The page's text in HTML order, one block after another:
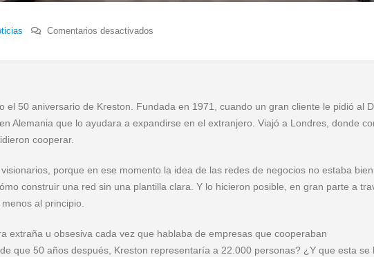
Comentarios desactivadosen
el 50 aniversario de Kreston. Fundada en 1971, cuando un gran cliente le pidió al
Alemania que lo ayudara a expandirse en el extranjero. Viajó a Londres, donde
cooperar.
porque en ese momento la idea de las redes de negocios no estaba bien
construir una red sin una plantilla clara. Y lo hicieron posible, en gran parte a
al principio.
extraña u obsesiva cada vez que hablaba de empresas que cooperaban
que 50 años después, Kreston representaría a 22.000 personas? ¿Y que esta se